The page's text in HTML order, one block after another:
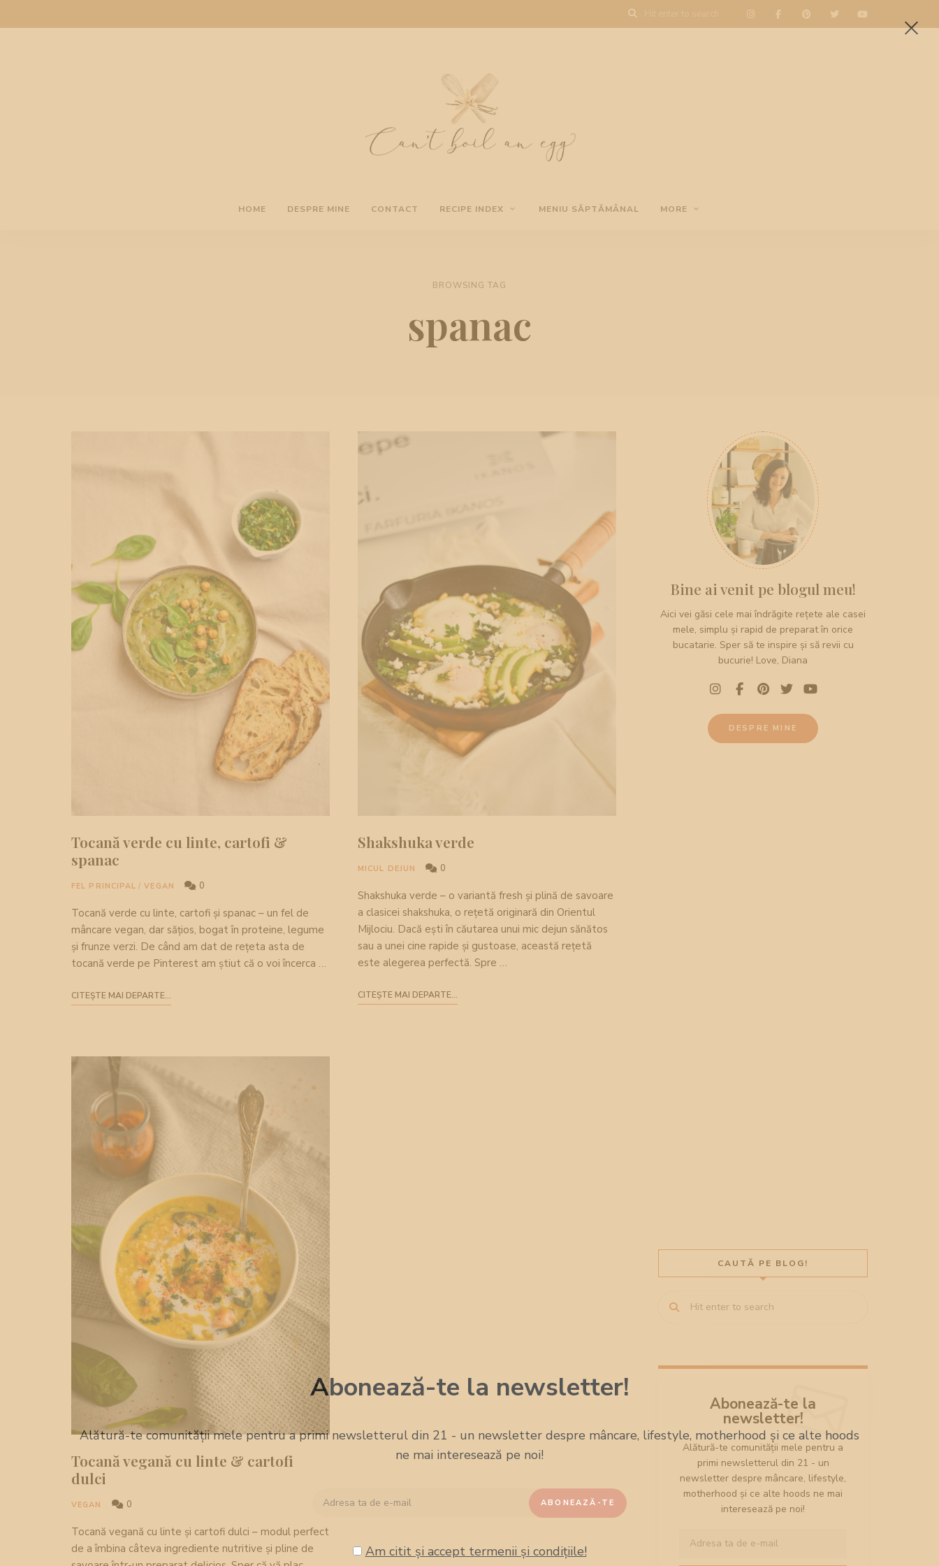
Can't
blog
HOME DESPRE MINE CONTACT RECIPE INDEX MENIU SĂPTĂMÂNAL MORE
BROWSING TAG
spanac
Tocană verde cu linte, cartofi &
spanac
FEL PRINCIPAL / VEGAN 0
Tocană verde cu linte, cartofi și spanac – un fel de
mâncare vegan, dar sățios, bogat în proteine, legume
și frunze verzi. De când am dat de rețeta asta de
tocană verde pe Pinterest am știut că o voi încerca …
CITEȘTE MAI DEPARTE...
Tocană vegană cu linte & cartofi
dulci
VEGAN 0
Tocană vegană cu linte și cartofi dulci – modul perfect
de a îmbina câteva ingrediente nutritive și pline de
Shakshuka verde
MICUL DEJUN 0
Shakshuka verde – o variantă fresh și plină de savoare
a clasicei shakshuka, o rețetă originară din Orientul
Mijlociu. Dacă ești în căutarea unui mic dejun sănătos
sau a unei cine rapide și gustoase, această rețetă
este alegerea perfectă. Spre …
CITEȘTE MAI DEPARTE...
Bine ai venit pe blogul meu!
Aici vei găsi cele mai îndrăgite rețete ale casei
mele, simplu și rapid de preparat în orice
bucatarie. Sper să te inspire și să revii cu
bucurie! Love, Diana
DESPRE MINE
CAUTĂ PE BLOG!
Abonează-te la
newsletter!
Alătură-te comunității mele pentru a
primi newsletterul din 21 - un
newsletter despre mâncare, lifestyle,
motherhood și ce alte hoods ne mai
interesează pe noi!
Abonează-te la newsletter!
Alătură-te comunității mele pentru a primi newsletterul din 21 - un newsletter despre mâncare, lifestyle, motherhood și ce alte hoods
ne mai interesează pe noi!
Am citit și accept termenii și condițiile!